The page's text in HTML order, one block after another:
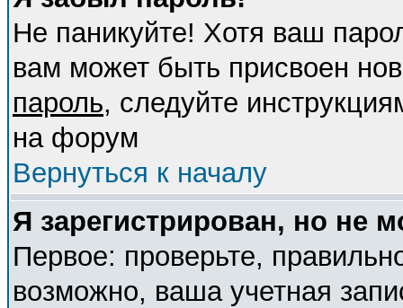
Не паникуйте! Хотя ваш
вам может быть присвоен
пароль, следуйте
на форум
Вернуться к началу
Я зарегистрирован, но не
Первое: проверьте,
возможно, ваша учетная